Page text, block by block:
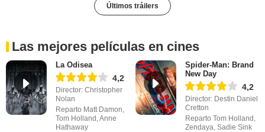
Últimos tráilers
Las mejores películas en cines
La Odisea
4,2
Director: Christopher
Nolan
Reparto Matt Damon,
Tom Holland, Anne
Hathaway
Spider-Man: Brand
New Day
4,2
Director: Destin Daniel
Cretton
Reparto Tom Holland,
Zendaya, Sadie Sink